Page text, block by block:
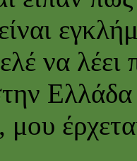
είναι
να λέει
Ελλάδα
μου